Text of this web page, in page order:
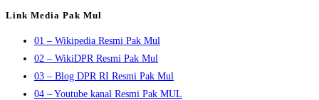
Link Media Pak Mul
01 – Wikipedia Resmi Pak Mul
02 – WikiDPR Resmi Pak Mul
03 – Blog DPR RI Resmi Pak Mul
04 – Youtube kanal Resmi Pak MUL